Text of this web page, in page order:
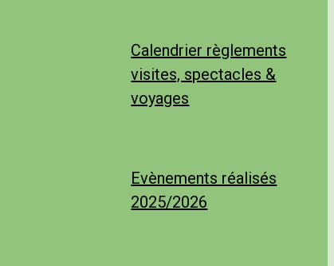
Calendrier règlements
visites, spectacles &
voyages
Evènements réalisés
2025/2026